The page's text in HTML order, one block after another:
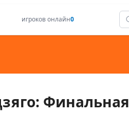
игроков онлайн0
Финальная